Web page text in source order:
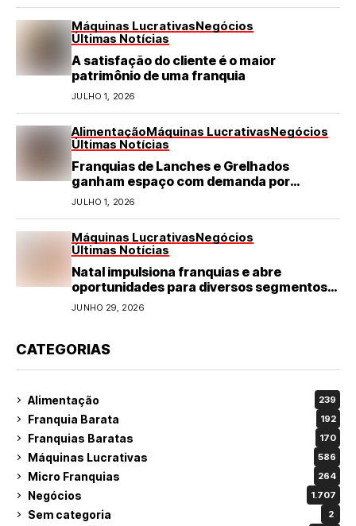
Máquinas LucrativasNegócios
Últimas Notícias
A satisfação do cliente é o maior
patrimônio de uma franquia
JULHO 1, 2026
AlimentaçãoMáquinas LucrativasNegócios
Últimas Notícias
Franquias de Lanches e Grelhados
ganham espaço com demanda por
refeições rápidas e de qualidade
JULHO 1, 2026
Máquinas LucrativasNegócios
Últimas Notícias
Natal impulsiona franquias e abre
oportunidades para diversos segmentos
do varejo
JUNHO 29, 2026
CATEGORIAS
Alimentação 239
Franquia Barata 192
Franquias Baratas 170
Máquinas Lucrativas 586
Micro Franquias 264
Negócios 1.707
Sem categoria 2